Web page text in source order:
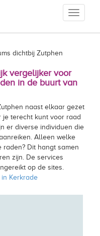
Toggle
dichtbij Zutphen
vergelijker voor
in de buurt van
naast elkaar gezet
je terecht kunt voor raad
er diverse individuen die
Alleen welke
Dit hangt samen
zijn. De services
op de sites.
in Kerkrade